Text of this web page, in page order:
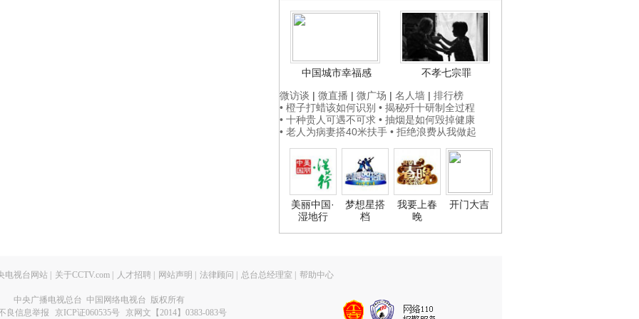
中国城市幸福感
不孝七宗罪
微访谈 | 微直播 | 微广场 | 名人墙 | 排行榜
• 橙子打蜡该如何识别 • 揭秘歼十研制全过程
• 十种贵人可遇不可求 • 抽烟是如何毁掉健康
• 老人为病妻搭40米扶手 • 拒绝浪费从我做起
美丽中国·
湿地行
梦想星搭
档
我要上春
晚
开门大吉
电视台网站 | 关于CCTV.com | 人才招聘 | 网站声明 | 法律顾问 | 总台总经理室 | 帮助中心
中央广播电视总台 中国网络电视台 版权所有
良信息举报
京ICP证060535号 京网文【2014】0383-083号